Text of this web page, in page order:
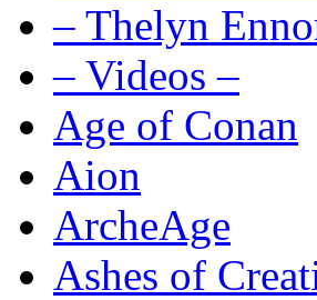
– Thelyn
– Videos –
Age of Conan
Aion
ArcheAge
Ashes of